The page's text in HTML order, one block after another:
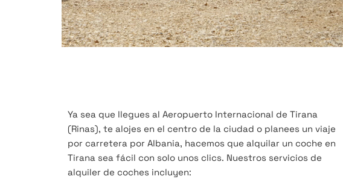
Ya sea que llegues al Aeropuerto Internacional de Tirana
(Rinas), te alojes en el centro de la ciudad o planees un viaje
por carretera por Albania, hacemos que alquilar un coche en
Tirana sea fácil con solo unos clics. Nuestros servicios de
alquiler de coches incluyen: